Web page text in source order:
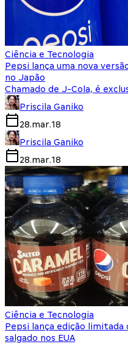
Ciência e Tecnologia
Pepsi lança uma nova
no Japão
Chamado de J-Cola, é
Priscila Ganiko
28.mar.18
Priscila Ganiko
28.mar.18
Ciência e Tecnologia
Pepsi lança edição
salgado nos EUA